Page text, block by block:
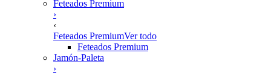
Feteados Premium
›
‹
Feteados PremiumVer todo
Feteados Premium
Jamón-Paleta
›